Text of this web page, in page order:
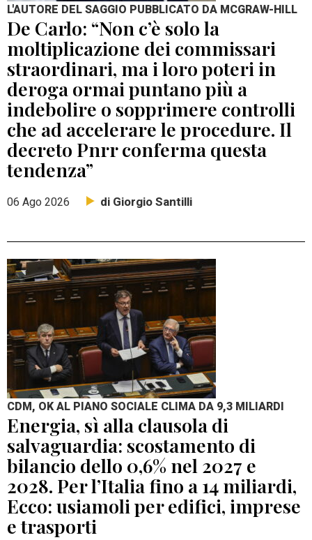
L'AUTORE DEL SAGGIO PUBBLICATO DA MCGRAW-HILL
De Carlo: “Non c’è solo la
moltiplicazione dei commissari
straordinari, ma i loro poteri in
deroga ormai puntano più a
indebolire o sopprimere controlli
che ad accelerare le procedure. Il
decreto Pnrr conferma questa
tendenza”
06 Ago 2026 di Giorgio Santilli
CDM, OK AL PIANO SOCIALE CLIMA DA 9,3 MILIARDI
Energia, sì alla clausola di
salvaguardia: scostamento di
bilancio dello 0,6% nel 2027 e
2028. Per l’Italia fino a 14 miliardi,
Ecco: usiamoli per edifici, imprese
e trasporti